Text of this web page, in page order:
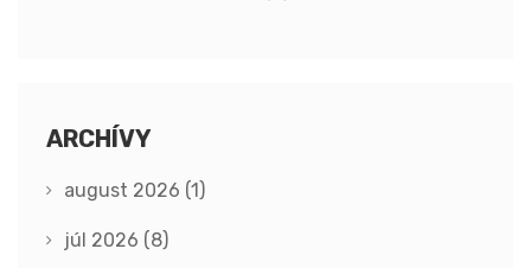
ARCHÍVY
august 2026 (1)
júl 2026 (8)